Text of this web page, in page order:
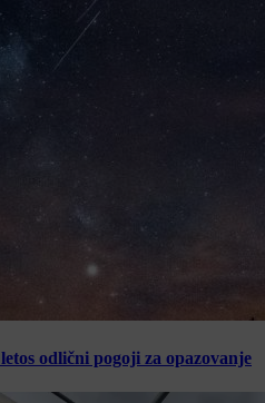
odlični pogoji za opazovanje